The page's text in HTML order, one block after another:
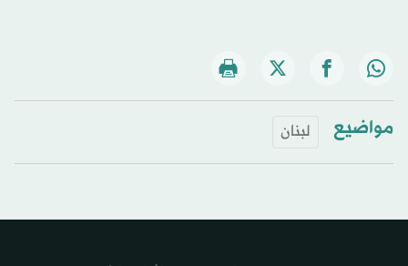
مواضيع لبنان